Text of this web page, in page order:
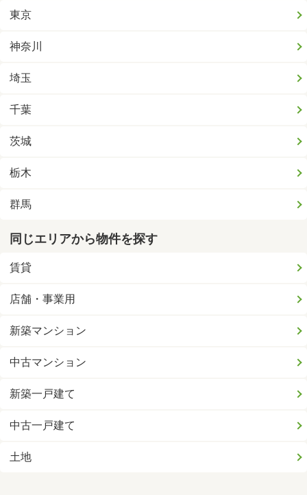
東京
神奈川
埼玉
千葉
茨城
栃木
群馬
同じエリアから物件を探す
賃貸
店舗・事業用
新築マンション
中古マンション
新築一戸建て
中古一戸建て
土地